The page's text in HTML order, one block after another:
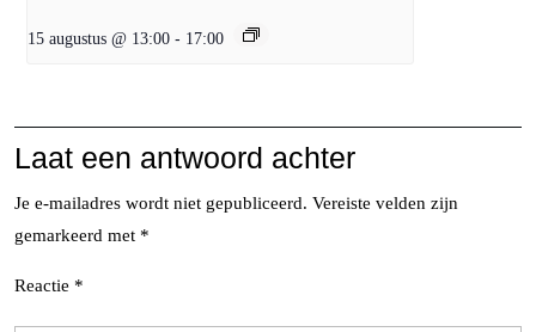
15 augustus @ 13:00 - 17:00
Laat een antwoord achter
Je e-mailadres wordt niet gepubliceerd. Vereiste velden zijn
gemarkeerd met *
Reactie *